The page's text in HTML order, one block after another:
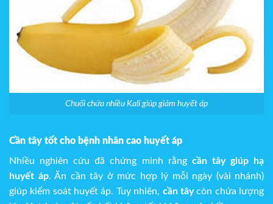
Chuối chứa nhiều Kali giúp giảm huyết áp
Cần tây tốt cho bệnh nhân cao huyết áp
Nhiều nghiên cứu đã chứng minh rằng cần tây giúp hạ
huyết áp. Ăn cần tây ở mức hợp lý mỗi ngày (vài nhánh)
giúp kiểm soát huyết áp. Tuy nhiên, cần tâycòn chứa lượng